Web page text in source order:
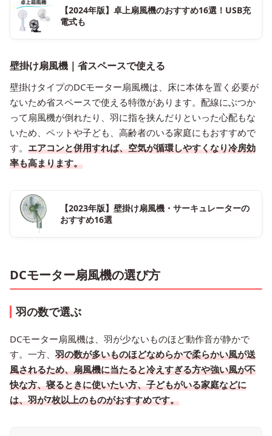
【2024年版】卓上扇風機のおすすめ16選！USB充
電式も
壁掛け扇風機｜省スペースで使える
壁掛けタイプのDCモーター扇風機は、床に本体を置く必要が
ないため省スペースで使える特徴があります。配線にぶつか
って扇風機が倒れたり、羽に指を挟んだりといった心配もな
いため、ペットや子ども、高齢者のいる家庭にもおすすめで
す。 エアコンと併用すれば、空気が循環しやすくなり冷房効
率も高まります。
【2023年版】壁掛け扇風機・サーキュレーターの
おすすめ16選
DCモーター扇風機の選び方
羽の数で選ぶ
DCモーター扇風機は、羽が少ないものほど動作音が静かで
す。一方、 羽の数が多いものほどなめらかで柔らかい風が送
風されるため、扇風機に当たると冷えすぎる方や強い風が不
快な方、寝るときに使いたい方、子どもがいる家庭などに
は、羽が7枚以上のものがおすすめです。